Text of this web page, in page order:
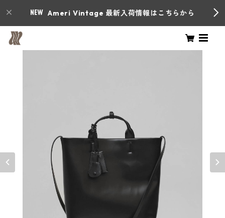
Ameri Vintage 最新入荷情報はこちらから